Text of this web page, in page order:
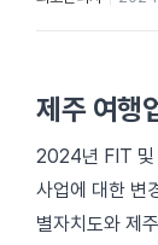
제주 여행
2024년 FIT 및
사업에 대한 변
별자치도와 제